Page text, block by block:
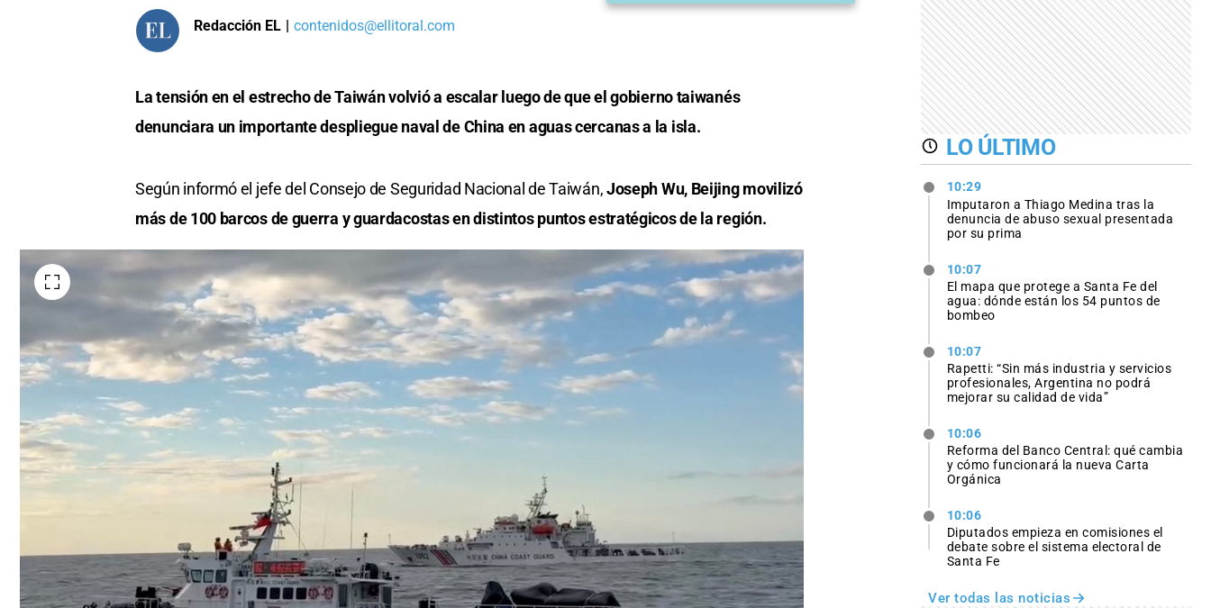
Redacción EL | contenidos@ellitoral.com
La tensión en el estrecho de Taiwán volvió a escalar luego de que el gobierno taiwanés
denunciara un importante despliegue naval de China en aguas cercanas a la isla.
Según informó el jefe del Consejo de Seguridad Nacional de Taiwán,Joseph Wu, Beijing movilizó
más de 100 barcos de guerra y guardacostas en distintos puntos estratégicos de la región.
LO ÚLTIMO
10:29
Imputaron a Thiago Medina tras la
denuncia de abuso sexual presentada
por su prima
10:07
El mapa que protege a Santa Fe del
agua: dónde están los 54 puntos de
bombeo
10:07
Rapetti: “Sin más industria y servicios
profesionales, Argentina no podrá
mejorar su calidad de vida”
10:06
Reforma del Banco Central: qué cambia
y cómo funcionará la nueva Carta
Orgánica
10:06
Diputados empieza en comisiones el
debate sobre el sistema electoral de
Santa Fe
Ver todas las noticias